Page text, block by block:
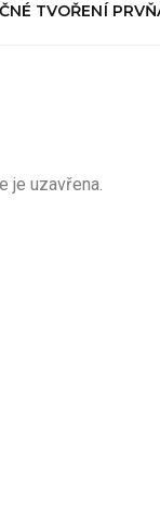
TVOŘENÍ
je uzavřena.